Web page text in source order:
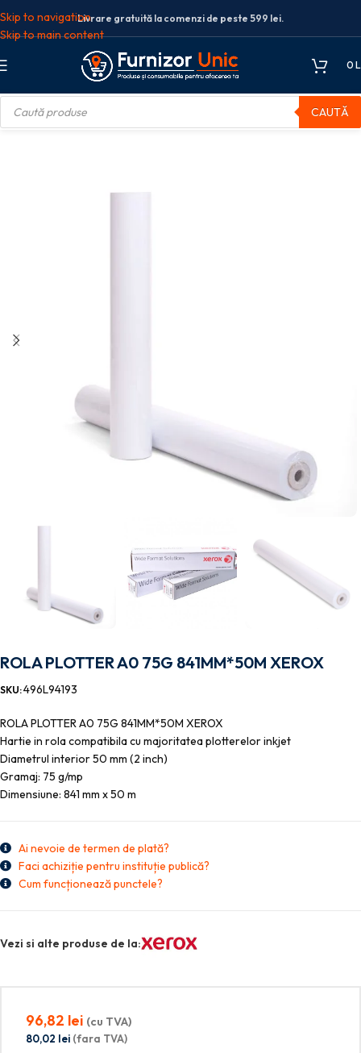
Skip to navigation
Skip to main content
Livrare gratuită la comenzi de peste 599 lei.
0
CAUTĂ
Hartie format mare
ROLA PLOTTER A0 75G 841MM*50M XEROX
SKU:496L94193
ROLA PLOTTER A0 75G 841MM*50M XEROX
Hartie in rola compatibila cu majoritatea plotterelor inkjet
Diametrul interior 50 mm (2 inch)
Gramaj: 75 g/mp
Dimensiune: 841 mm x 50 m
Ai nevoie de termen de plată?
Faci achiziție pentru instituție publică?
Cum funcționează punctele?
Vezi si alte produse de la:
96,82 lei (cu TVA)
80,02 lei (fara TVA)